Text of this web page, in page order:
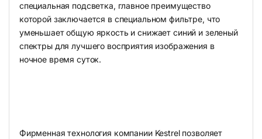
специальная подсветка, главное преимущество
которой заключается в специальном фильтре, что
уменьшает общую яркость и снижает синий и зеленый
спектры для лучшего восприятия изображения в
ночное время суток.
Фирменная технология компании Kestrel позволяет